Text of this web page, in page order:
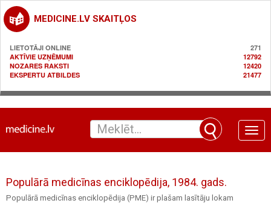
MEDICINE.LV SKAITĻOS
LIETOTĀJI ONLINE
271
AKTĪVIE UZŅĒMUMI
12792
NOZARES RAKSTI
12420
EKSPERTU ATBILDES
21477
Toggle
Populārā medicīnas enciklopēdija, 1984. gads.
Populārā medicīnas enciklopēdija (PME) ir plašam lasītāju lokam